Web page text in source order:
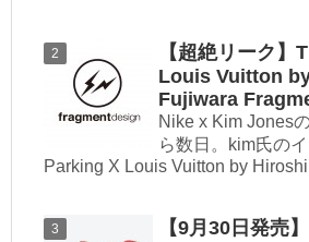
【超絶リーク
Louis Vuitton
Fujiwara
Nike x Kim Jones
ら数日。kim氏の
Parking X Louis Vuitton by
【9月30日発売